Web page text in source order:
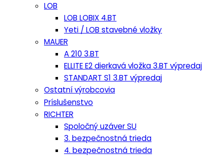
LOB
LOB LOBIX 4.BT
Yeti / LOB stavebné vložky
MAUER
A 210 3.BT
ELLITE E2 dierkavá vložka 3.BT výpredaj
STANDART S1 3.BT výpredaj
Ostatní výrobcovia
Príslušenstvo
RICHTER
Spoločný uzáver SU
3. bezpečnostná trieda
4. bezpečnostná trieda